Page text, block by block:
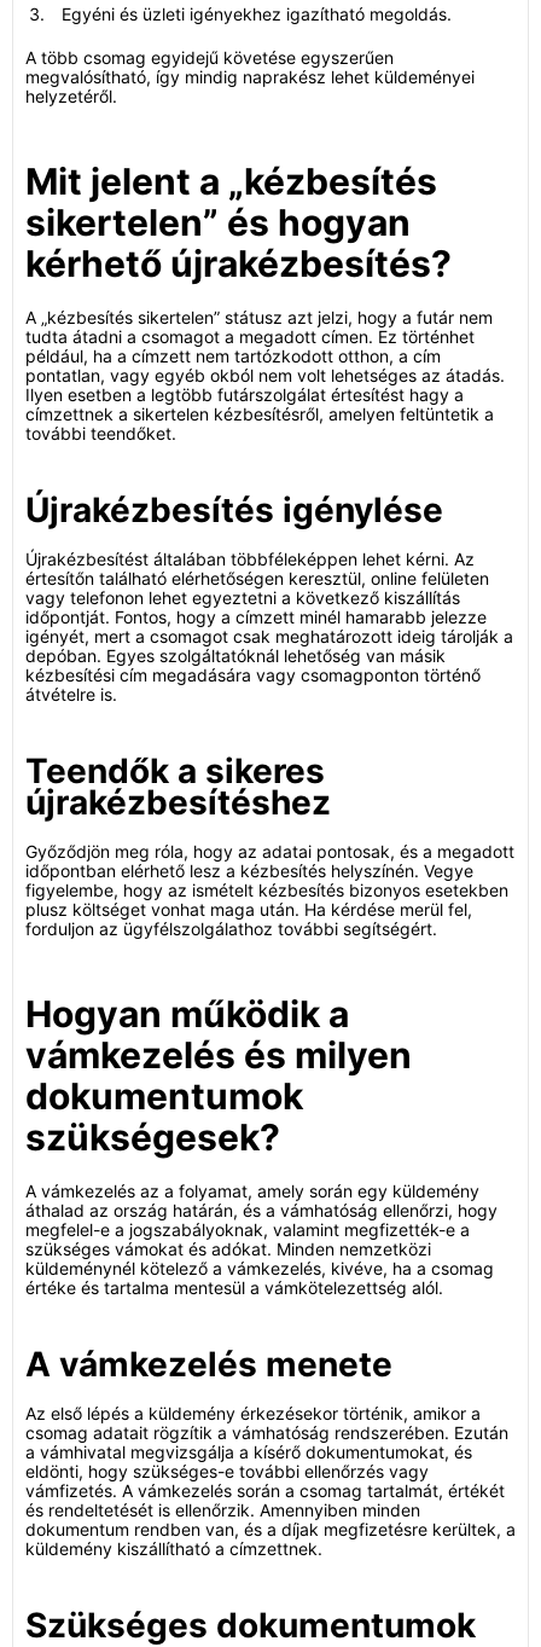
Egyéni és üzleti igényekhez igazítható megoldás.
A több csomag egyidejű követése egyszerűen
megvalósítható, így mindig naprakész lehet küldeményei
helyzetéről.
Mit jelent a „kézbesítés
sikertelen” és hogyan
kérhető újrakézbesítés?
A „kézbesítés sikertelen” státusz azt jelzi, hogy a futár nem
tudta átadni a csomagot a megadott címen. Ez történhet
például, ha a címzett nem tartózkodott otthon, a cím
pontatlan, vagy egyéb okból nem volt lehetséges az átadás.
Ilyen esetben a legtöbb futárszolgálat értesítést hagy a
címzettnek a sikertelen kézbesítésről, amelyen feltüntetik a
további teendőket.
Újrakézbesítés igénylése
Újrakézbesítést általában többféleképpen lehet kérni. Az
értesítőn található elérhetőségen keresztül, online felületen
vagy telefonon lehet egyeztetni a következő kiszállítás
időpontját. Fontos, hogy a címzett minél hamarabb jelezze
igényét, mert a csomagot csak meghatározott ideig tárolják a
depóban. Egyes szolgáltatóknál lehetőség van másik
kézbesítési cím megadására vagy csomagponton történő
átvételre is.
Teendők a sikeres
újrakézbesítéshez
Győződjön meg róla, hogy az adatai pontosak, és a megadott
időpontban elérhető lesz a kézbesítés helyszínén. Vegye
figyelembe, hogy az ismételt kézbesítés bizonyos esetekben
plusz költséget vonhat maga után. Ha kérdése merül fel,
forduljon az ügyfélszolgálathoz további segítségért.
Hogyan működik a
vámkezelés és milyen
dokumentumok
szükségesek?
A vámkezelés az a folyamat, amely során egy küldemény
áthalad az ország határán, és a vámhatóság ellenőrzi, hogy
megfelel-e a jogszabályoknak, valamint megfizették-e a
szükséges vámokat és adókat. Minden nemzetközi
küldeménynél kötelező a vámkezelés, kivéve, ha a csomag
értéke és tartalma mentesül a vámkötelezettség alól.
A vámkezelés menete
Az első lépés a küldemény érkezésekor történik, amikor a
csomag adatait rögzítik a vámhatóság rendszerében. Ezután
a vámhivatal megvizsgálja a kísérő dokumentumokat, és
eldönti, hogy szükséges-e további ellenőrzés vagy
vámfizetés. A vámkezelés során a csomag tartalmát, értékét
és rendeltetését is ellenőrzik. Amennyiben minden
dokumentum rendben van, és a díjak megfizetésre kerültek, a
küldemény kiszállítható a címzettnek.
Szükséges dokumentumok